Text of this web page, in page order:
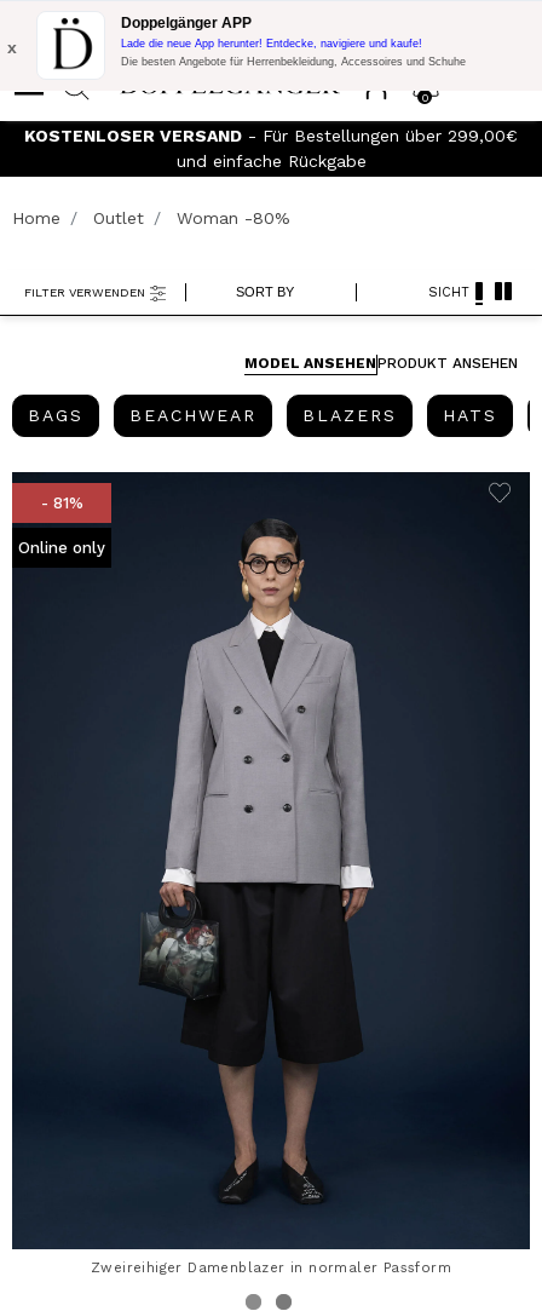
Blitzangebot:
10% Extra-Rabatt auf 300€ Einkauf mit Code:
DOPPEL300
0
x
Doppelgänger APP
Lade die neue App herunter! Entdecke, navigiere und kaufe!
Die besten Angebote für Herrenbekleidung, Accessoires und Schuhe
Werden Sie Mitglied imDoppelganger Club!Entdecken Sie
alle Vorteile undRabatte von bis zu -20%!
Home Outlet Woman -80%
SORT BY
FILTER VERWENDEN SICHT
MODEL ANSEHENPRODUKT ANSEHEN
BAGS BAGSBEACHWEAR BEACHWEAR
BLAZERS BLAZERS
HATS
- 81%
Online only
Zweireihiger Damenblazer in normaler Passform